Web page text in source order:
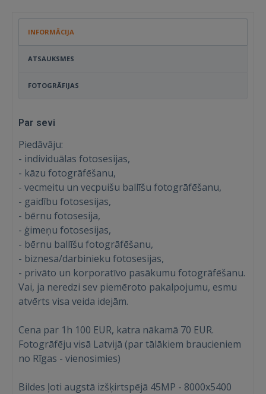
INFORMĀCIJA
ATSAUKSMES
FOTOGRĀFIJAS
Par sevi
Piedāvāju:
- individuālas fotosesijas,
- kāzu fotogrāfēšanu,
- vecmeitu un vecpuišu ballīšu fotogrāfēšanu,
- gaidību fotosesijas,
- bērnu fotosesija,
- ģimeņu fotosesijas,
- bērnu ballīšu fotogrāfēšanu,
- biznesa/darbinieku fotosesijas,
- privāto un korporatīvo pasākumu fotogrāfēšanu.
Vai, ja neredzi sev piemēroto pakalpojumu, esmu
atvērts visa veida idejām.
Cena par 1h 100 EUR, katra nākamā 70 EUR.
Fotogrāfēju visā Latvijā (par tālākiem braucieniem
no Rīgas - vienosimies)
Bildes ļoti augstā izšķirtspējā 45MP - 8000x5400